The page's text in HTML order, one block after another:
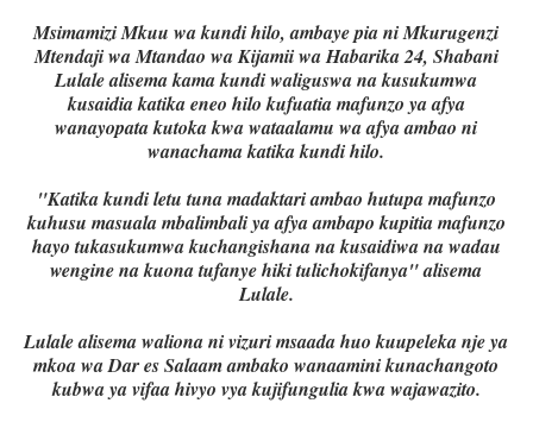
Msimamizi Mkuu wa kundi hilo, ambaye pia ni Mkurugenzi
Mtendaji wa Mtandao wa Kijamii wa Habarika 24, Shabani
Lulale alisema kama kundi waliguswa na kusukumwa
kusaidia katika eneo hilo kufuatia mafunzo ya afya
wanayopata kutoka kwa wataalamu wa afya ambao ni
wanachama katika kundi hilo.
"Katika kundi letu tuna madaktari ambao hutupa mafunzo
kuhusu masuala mbalimbali ya afya ambapo kupitia mafunzo
hayo tukasukumwa kuchangishana na kusaidiwa na wadau
wengine na kuona tufanye hiki tulichokifanya" alisema
Lulale.
Lulale alisema waliona ni vizuri msaada huo kuupeleka nje ya
mkoa wa Dar es Salaam ambako wanaamini kunachangoto
kubwa ya vifaa hivyo vya kujifungulia kwa wajawazito.